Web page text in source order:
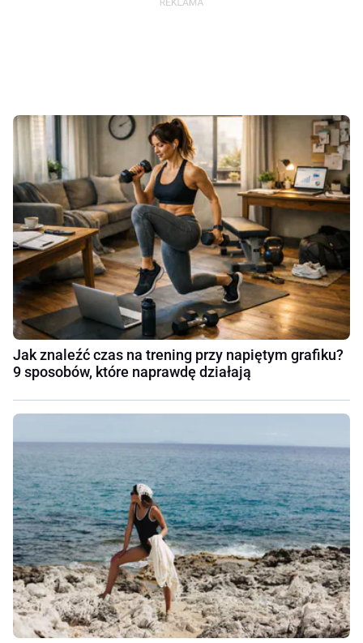
Jak znaleźć czas na trening przy napiętym grafiku?
9 sposobów, które naprawdę działają